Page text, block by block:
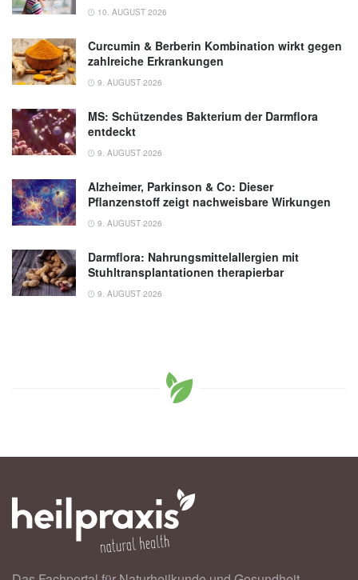
10. AUGUST 2026
Curcumin & Berberin Kombination wirkt gegen
zahlreiche Erkrankungen
9. AUGUST 2026
MS: Schützendes Bakterium der Darmflora
entdeckt
9. AUGUST 2026
Alzheimer, Parkinson & Co: Dieser
Pflanzenstoff zeigt nachweisbare Wirkungen
9. AUGUST 2026
Darmflora: Nahrungsmittelallergien mit
Stuhltransplantationen therapierbar
9. AUGUST 2026